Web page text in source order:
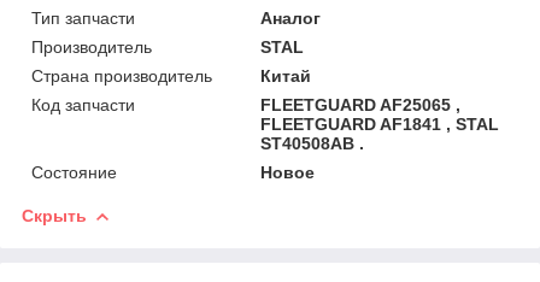
Тип запчасти
Аналог
Производитель
STAL
Страна производитель
Китай
Код запчасти
FLEETGUARD AF25065 ,
FLEETGUARD AF1841 , STAL
ST40508AB .
Состояние
Новое
Скрыть